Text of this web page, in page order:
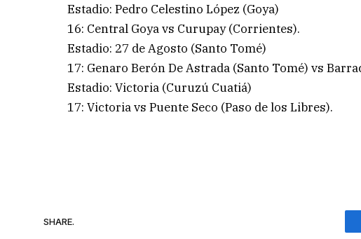
Estadio: Pedro Celestino López (Goya)
16: Central Goya vs Curupay (Corrientes).
Estadio: 27 de Agosto (Santo Tomé)
17: Genaro Berón De Astrada (Santo Tomé) vs
Estadio: Victoria (Curuzú Cuatiá)
17: Victoria vs Puente Seco (Paso de los Libres).
SHARE.